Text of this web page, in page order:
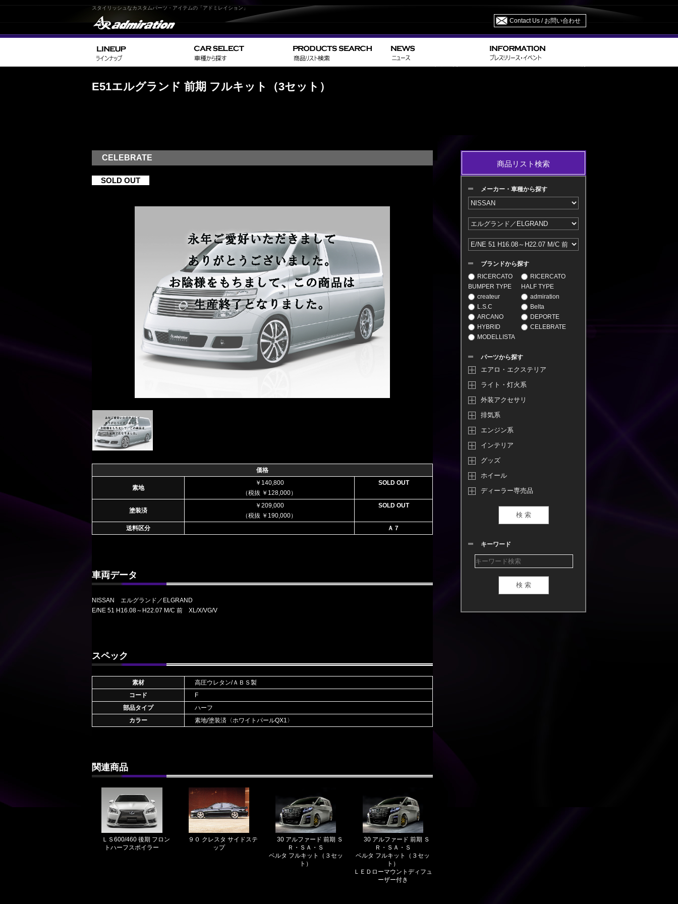
スタイリッシュなカスタムパーツ・アイテムの「アドミレイション」
Contact Us / お問い合わせ
E51エルグランド 前期 フルキット（3セット）
CELEBRATE
SOLD OUT
価格
素地
￥140,800
（税抜 ￥128,000）
SOLD OUT
塗装済
￥209,000
（税抜 ￥190,000）
SOLD OUT
送料区分 Ａ７
車両データ
NISSAN エルグランド／ELGRAND
E/NE 51 H16.08～H22.07 M/C 前 XL/X/VG/V
スペック
素材
高圧ウレタン/ＡＢＳ製
コード
F
部品タイプ
ハーフ
カラー
素地/塗装済〈ホワイトパールQX1〉
関連商品
ＬＳ600/460 後期 フロン
トハーフスポイラー
９０ クレスタ サイドステ
ップ
30 アルファード 前期 Ｓ
Ｒ・ＳＡ・Ｓ
ベルタ フルキット（３セッ
ト）
30 アルファード 前期 Ｓ
Ｒ・ＳＡ・Ｓ
ベルタ フルキット（３セッ
ト）
ＬＥＤローマウントディフュ
ーザー付き
商品リスト検索
メーカー・車種から探す
ブランドから探す
RICERCATO
BUMPER TYPE
RICERCATO
HALF TYPE
createur
admiration
L.S.C
Belta
ARCANO
DEPORTE
HYBRID
CELEBRATE
MODELLISTA
パーツから探す
エアロ・エクステリア
ライト・灯火系
外装アクセサリ
排気系
エンジン系
インテリア
グッズ
ホイール
ディーラー専売品
キーワード